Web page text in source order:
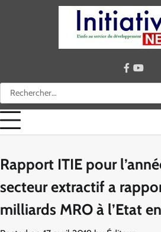
Rechercher :
facebook
Rapport ITIE pour
secteur extractif a
milliards MRO à l’Etat